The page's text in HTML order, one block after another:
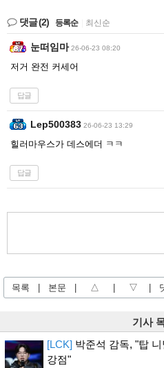
댓글(2) 등록순 최신순
눈떠임마 26-06-23 08:20
저거 완전 커세어
답글
Lep500383 26-06-23 13:29
힐러마우스가 데스에더 ㅋㅋ
답글
목록 본문 △ ▽
기사
[LCK] 박준석 감독, "탑
강점"